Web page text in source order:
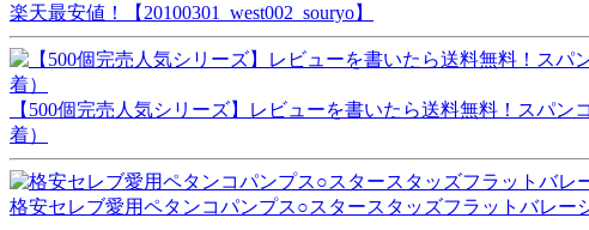
楽天最安値！【20100301_west002_souryo】
【500個完売人気シリーズ】レビューを書いたら送料無料！スパ
着）
格安セレブ愛用ペタンコパンプス○スタースタッズフラットバレー